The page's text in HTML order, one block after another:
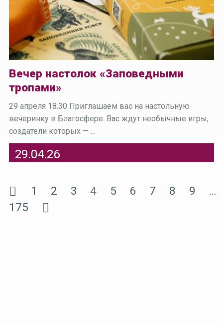
Вечер настолок «Заповедными
тропами»
29 апреля 18.30 Приглашаем вас на настольную
вечеринку в Благосфере. Вас ждут необычные игры,
создатели которых — ...
29.04.26
1 2 3 4 5 6 7 8 9
…
175